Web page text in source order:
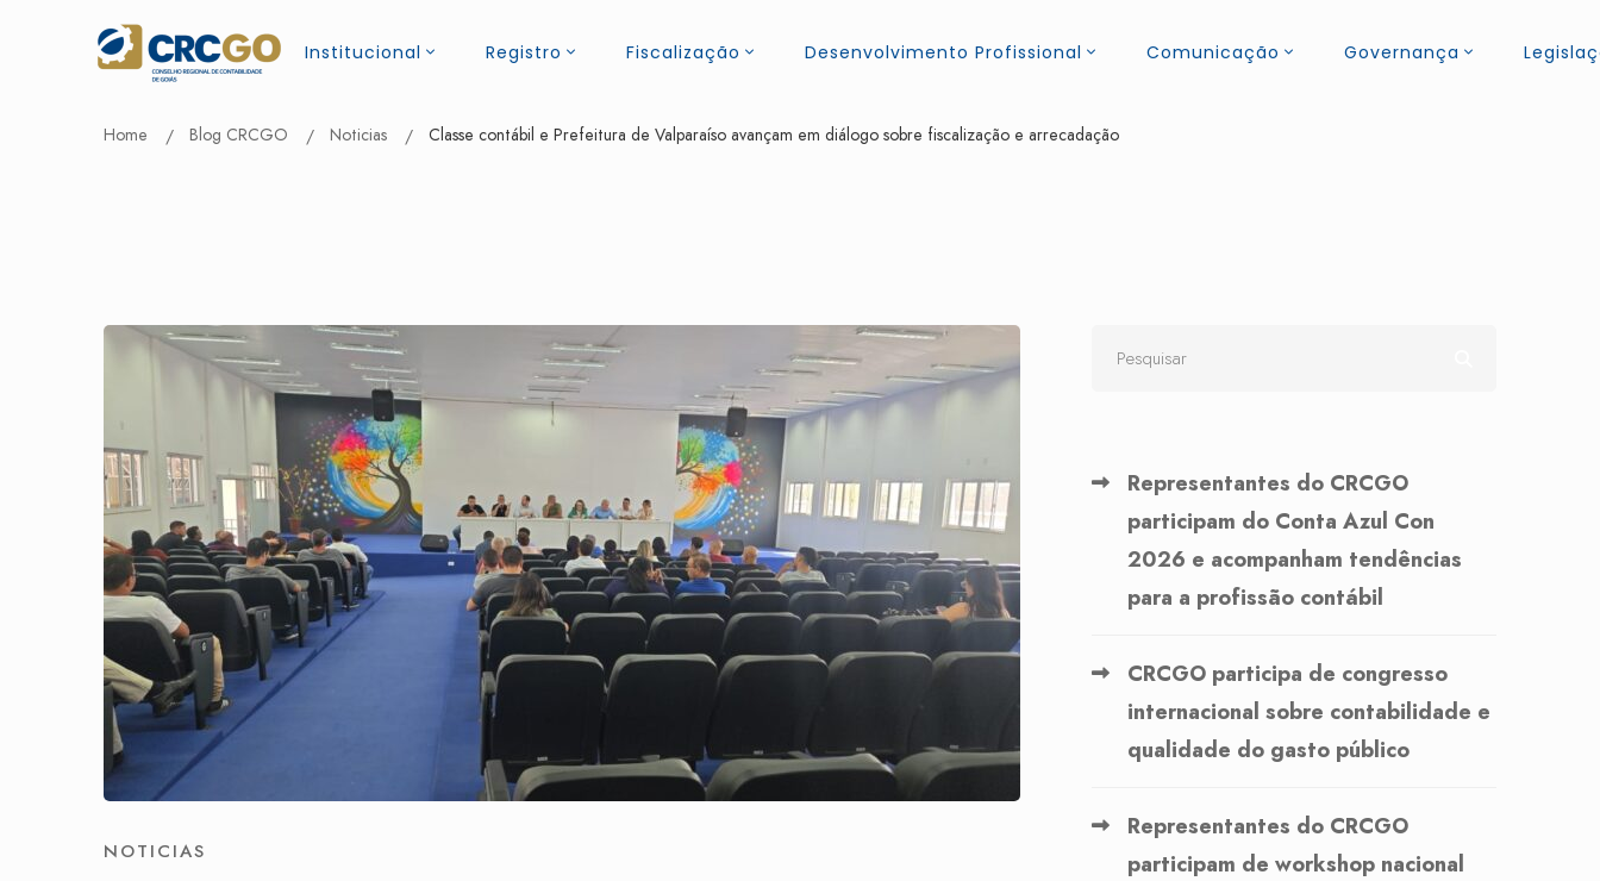
Institucional Registro Fiscalização Desenvolvimento Profissional Comunicação Governança
Home Blog CRCGO Noticias Classe contábil e Prefeitura de Valparaíso avançam em diálogo sobre fiscalização e arrecadação
NOTICIAS
Representantes do CRCGO
participam do Conta Azul Con
2026 e acompanham tendências
para a profissão contábil
CRCGO participa de congresso
internacional sobre contabilidade e
qualidade do gasto público
Representantes do CRCGO
participam de workshop nacional